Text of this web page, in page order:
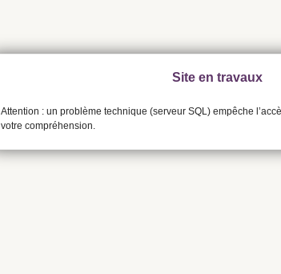
Site en travaux
Attention : un problème technique (serveur SQL) empêche
votre compréhension.